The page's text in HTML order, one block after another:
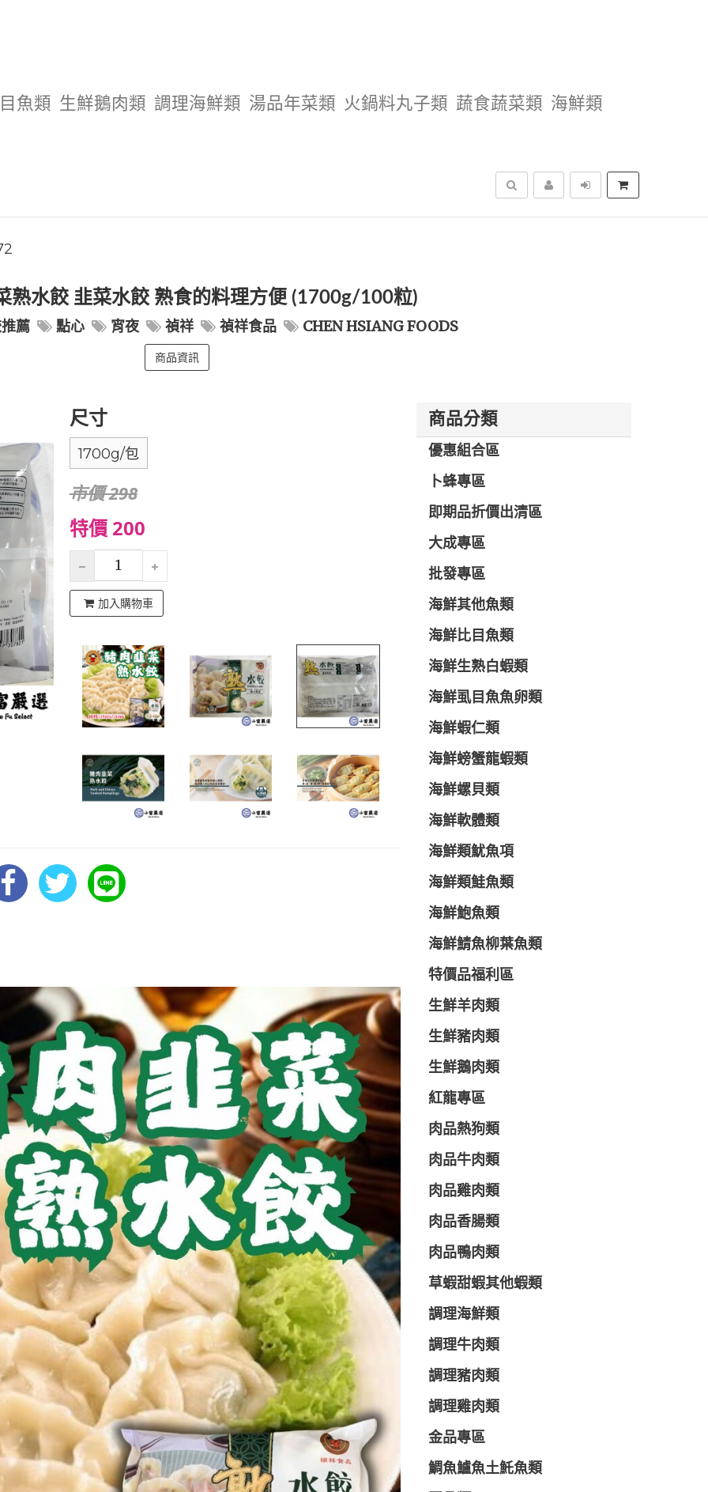
魚類 生鮮鵝肉類 調理海鮮類 湯品年菜類 火鍋料丸子類 蔬食蔬菜類 海鮮類
搜尋
熟水餃 韭菜水餃 熟食的料理方便 (1700g/100粒)
薦 點心 宵夜 禎祥 禎祥食品 CHEN HSIANG FOODS
商品資訊
尺寸
1700g/包
市價 298
特價 200
加入購物車
商品分類
優惠組合區
卜蜂專區
即期品折價出清區
大成專區
批發專區
海鮮其他魚類
海鮮比目魚類
海鮮生熟白蝦類
海鮮虱目魚魚卵類
海鮮蝦仁類
海鮮螃蟹龍蝦類
海鮮螺貝類
海鮮軟體類
海鮮類魷魚項
海鮮類鮭魚類
海鮮鮑魚類
海鮮鯖魚柳葉魚類
特價品福利區
生鮮羊肉類
生鮮豬肉類
生鮮鵝肉類
紅龍專區
肉品熱狗類
肉品牛肉類
肉品雞肉類
肉品香腸類
肉品鴨肉類
草蝦甜蝦其他蝦類
調理海鮮類
調理牛肉類
調理豬肉類
調理雞肉類
金品專區
鯛魚鱸魚土魠魚類